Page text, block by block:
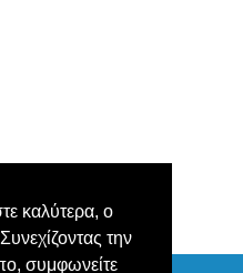
καλύτερα, ο
την
συμφωνείτε